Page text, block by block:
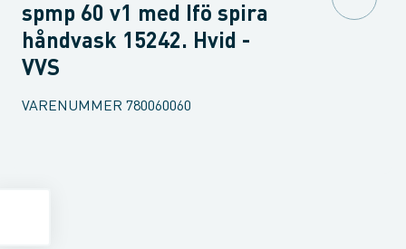
spmp 60 v1 med Ifö spira
håndvask 15242. Hvid -
VVS
VARENUMMER 780060060